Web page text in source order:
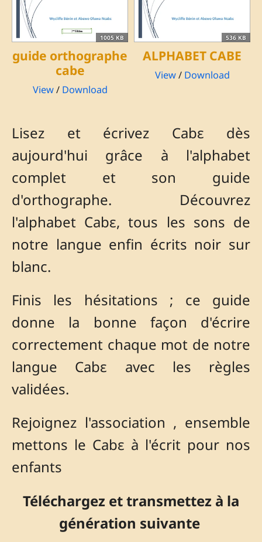
1005 KB
guide orthographe
cabe
View/ Download
536 KB
ALPHABET CABE
View/ Download
Lisez et écrivez Cabɛ dès
aujourd'hui grâce à l'alphabet
complet et son guide
d'orthographe. Découvrez
l'alphabet Cabɛ, tous les sons de
notre langue enfin écrits noir sur
blanc.
Finis les hésitations ; ce guide
donne la bonne façon d'écrire
correctement chaque mot de notre
langue Cabɛ avec les règles
validées.
Rejoignez l'association , ensemble
mettons le Cabɛ à l'écrit pour nos
enfants
Téléchargez et transmettez à la
génération suivante